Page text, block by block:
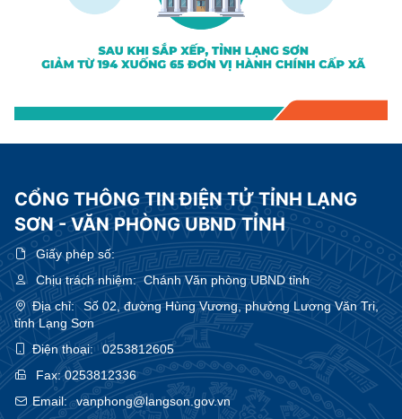
CỔNG THÔNG TIN ĐIỆN TỬ TỈNH LẠNG
SƠN - VĂN PHÒNG UBND TỈNH
Giấy phép số:
Chịu trách nhiệm:Chánh Văn phòng UBND tỉnh
Địa chỉ:
Số 02, đường Hùng Vương, phường Lương Văn Tri,
tỉnh Lạng Sơn
Điện thoại:
0253812605
Fax:0253812336
Email:
vanphong@langson.gov.vn